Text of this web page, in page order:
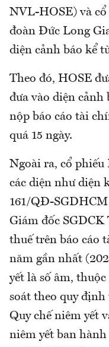
NVL-HOSE) và cổ
đoàn Đức Long
diện cảnh báo kể
Theo đó, HOSE
đưa vào diện cảnh
nộp báo cáo tài
quá 15 ngày.
Ngoài ra, cổ phiếu
các diện như diện
161/QĐ-
Giám đốc SGDCK
thuế trên báo cáo
năm gần nhất
yết là số âm,
soát theo quy
Quy chế niêm yết
niêm yết ban